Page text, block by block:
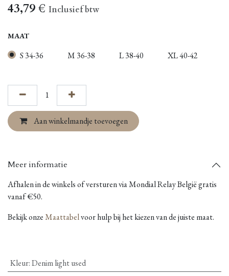
43,79€ Inclusief btw
MAAT
S 34-36 M 36-38 L 38-40 XL 40-42
Aan winkelmandje toevoegen
Meer informatie
Afhalen in de winkels of versturen via Mondial Relay België gratis
vanaf €50.
Bekijk onzeMaattabelvoor hulp bij het kiezen van de juiste maat.
Kleur:Denim light used